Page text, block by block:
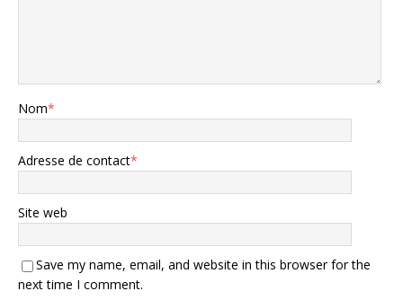
Nom*
Adresse de contact*
Site web
Save my name, email, and website in this browser for the
next time I comment.